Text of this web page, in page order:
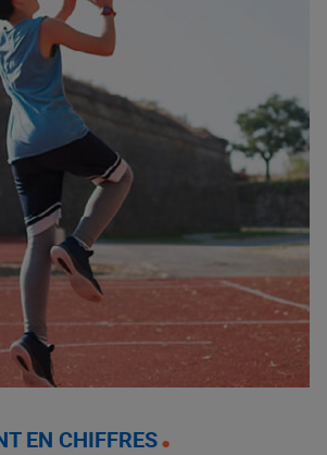
EN CHIFFRES